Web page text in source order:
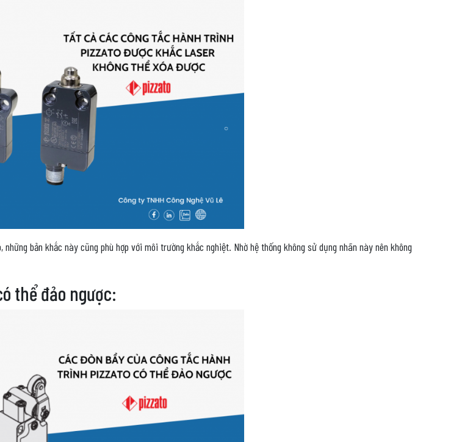
bản khắc này cũng phù hợp với môi trường khắc nghiệt. Nhờ hệ thống không sử dụng nhãn này nên không
thể đảo ngược: